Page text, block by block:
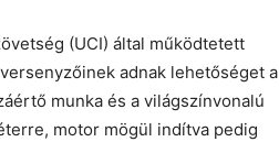
(UCI) által működtetett
adnak lehetőséget a
munka és a világszínvonalú
motor mögül indítva pedig